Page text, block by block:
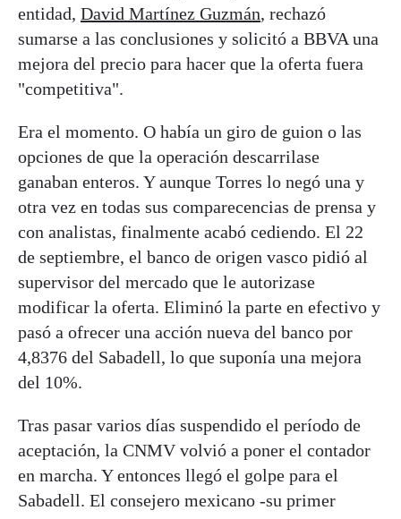
entidad, David Martínez Guzmán, rechazó
sumarse a las conclusiones y solicitó a BBVA una
mejora del precio para hacer que la oferta fuera
"competitiva".
Era el momento. O había un giro de guion o las
opciones de que la operación descarrilase
ganaban enteros. Y aunque Torres lo negó una y
otra vez en todas sus comparecencias de prensa y
con analistas, finalmente acabó cediendo. El 22
de septiembre, el banco de origen vasco pidió al
supervisor del mercado que le autorizase
modificar la oferta. Eliminó la parte en efectivo y
pasó a ofrecer una acción nueva del banco por
4,8376 del Sabadell, lo que suponía una mejora
del 10%.
Tras pasar varios días suspendido el período de
aceptación, la CNMV volvió a poner el contador
en marcha. Y entonces llegó el golpe para el
Sabadell. El consejero mexicano -su primer